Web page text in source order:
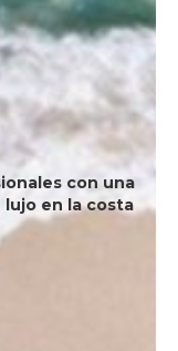
con una
lujo en la costa